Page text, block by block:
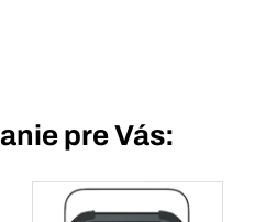
pre Vás: